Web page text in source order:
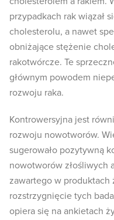
przypadkach rak wiązał
cholesterolu, a nawet
obniżające stężenie
rakotwórcze. Te
głównym powodem
rozwoju raka.
Kontrowersyjna jest
rozwoju nowotworów.
sugerowało pozytywną
nowotworów złośliwych
zawartego w
rozstrzygnięcie tych
opiera się na ankietach